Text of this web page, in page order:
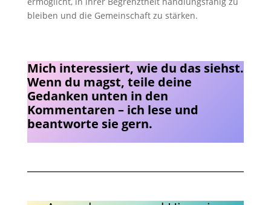
bleiben und die Gemeinschaft zu stärken.
Mich interessiert, wie du das siehst.
Wenn du magst, teile deine
Gedanken unten in den
Kommentaren – ich lese und
beantworte sie gern.